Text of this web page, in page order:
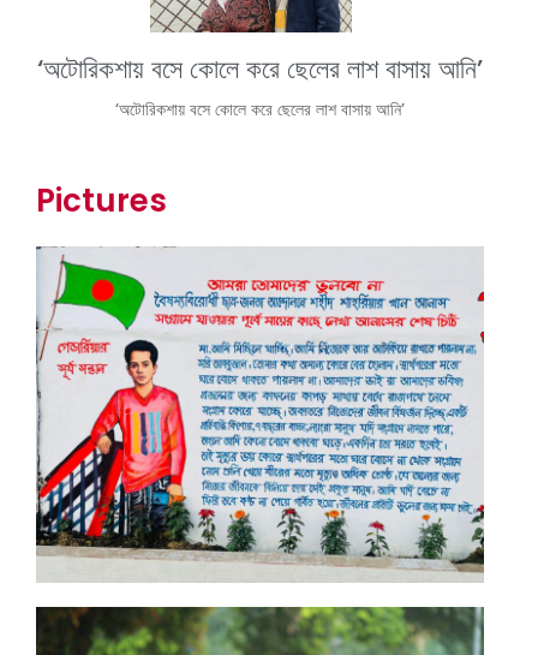
‘অটোরিকশায় বসে কোলে করে ছেলের লাশ বাসায় আনি’
‘অটোরিকশায় বসে কোলে করে ছেলের লাশ বাসায় আনি’
Pictures